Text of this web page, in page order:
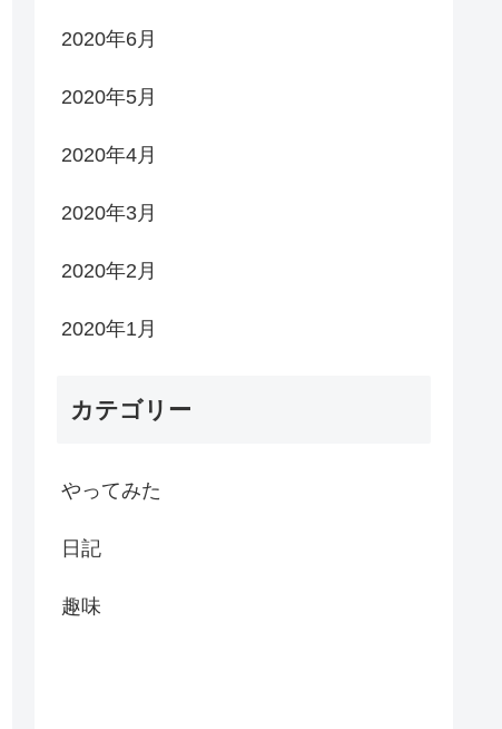
2020年6月
2020年5月
2020年4月
2020年3月
2020年2月
2020年1月
カテゴリー
やってみた
日記
趣味